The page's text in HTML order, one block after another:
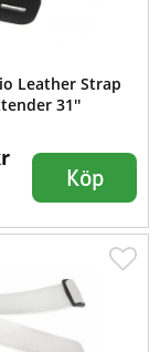
Leather Strap
31''
Köp